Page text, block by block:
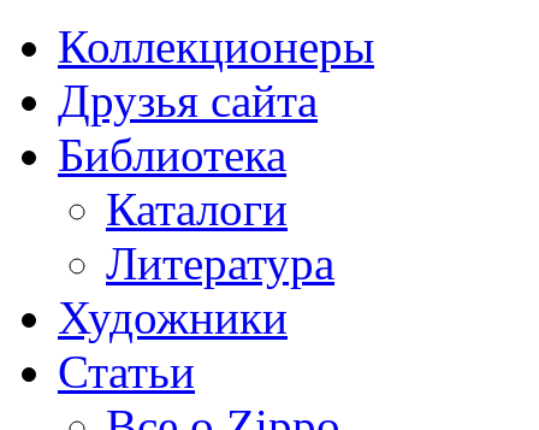
Коллекционеры
Друзья сайта
Библиотека
Каталоги
Литература
Художники
Статьи